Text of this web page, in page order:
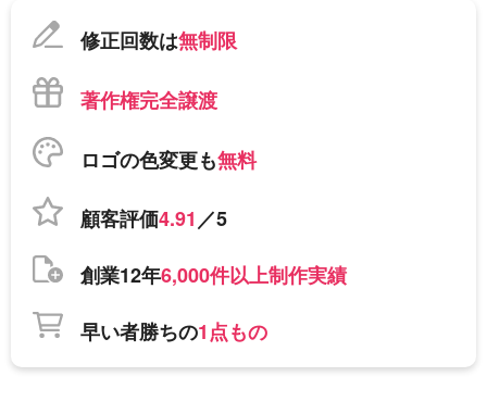
修正回数は無制限
著作権完全譲渡
ロゴの色変更も無料
顧客評価4.91／5
創業12年6,000件以上制作実績
早い者勝ちの1点もの